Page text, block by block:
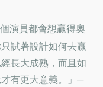
個演員都會想贏得奧
試著設計如何去贏
長大成熟，而且如
有更大意義。」─